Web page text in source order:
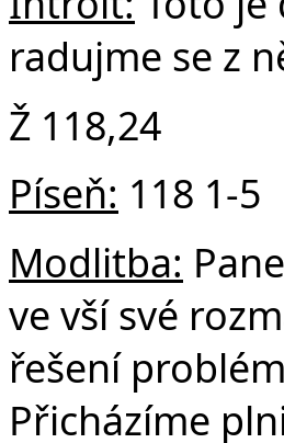
radujme se z
Ž 118,24
Píseň: 118 1-5
Modlitba:
ve vší své
řešení
Přicházíme